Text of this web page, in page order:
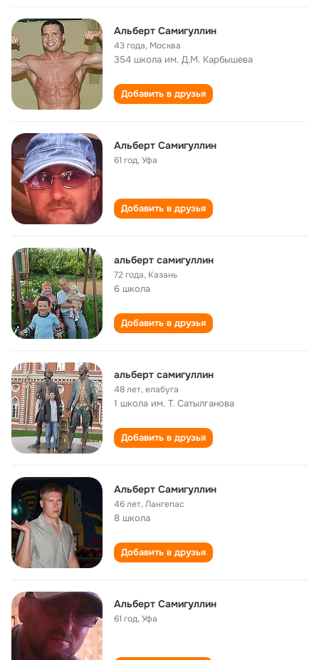
Альберт Самигуллин
43 года, Москва
354 школа им. Д.М. Карбышева
Добавить в друзья
Альберт Самигуллин
61 год,Уфа
Добавить в друзья
альберт самигуллин
72 года, Казань
6 школа
Добавить в друзья
альберт самигуллин
48 лет,елабуга
1 школа им. Т. Сатылганова
Добавить в друзья
Альберт Самигуллин
46 лет,Лангепас
8 школа
Добавить в друзья
Альберт Самигуллин
61 год,Уфа